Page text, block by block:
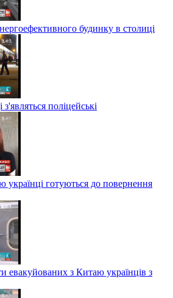
будинку в столиці
поліцейські
українці готуються до повернення
евакуйованих з Китаю українців з